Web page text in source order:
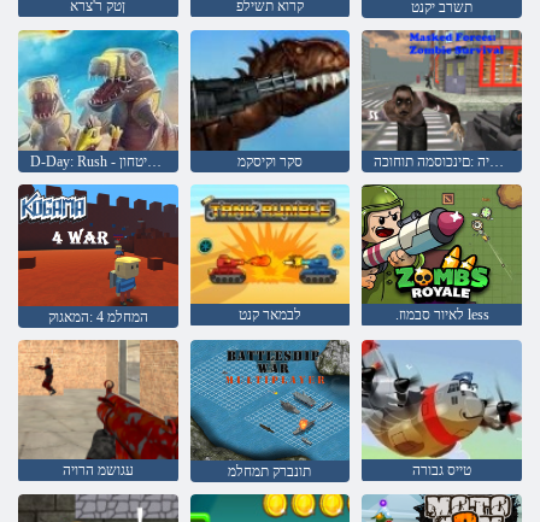
ןטק ר'צרא קרוא תשילפ תשרב יקנט
D-Day: Rush - מגדל ביטחון סקר וקיסקמ יבמוז תודרשיה :םינכוסמה תוחוכה
המחלמ 4 :המאגוק לבמאר קנט .לאיור סבמוז less
עגושמ הרויה תונברק תמחלמ טייס גבורה